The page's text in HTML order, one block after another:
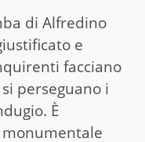
di Alfredino
e
facciano
perseguano i
È